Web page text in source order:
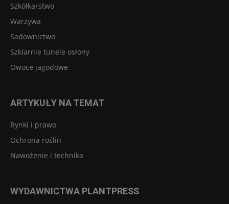
Szkółkarstwo
Warzywa
Sadownictwo
Szklarnie tunele osłony
Owoce jagodowe
ARTYKUŁY NA TEMAT
Rynki i prawo
Ochrona roślin
Nawożenie i technika
WYDAWNICTWA PLANTPRESS